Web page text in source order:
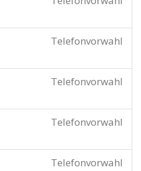
Telefonvorwahl
Telefonvorwahl
Telefonvorwahl
Telefonvorwahl